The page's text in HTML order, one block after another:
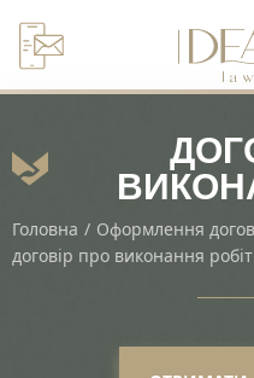
Перейти
до
Головна / Оформлення
договір про виконання робіт